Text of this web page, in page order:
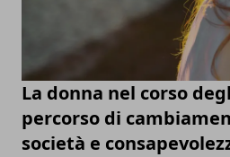
La donna nel corso
percorso di
società e